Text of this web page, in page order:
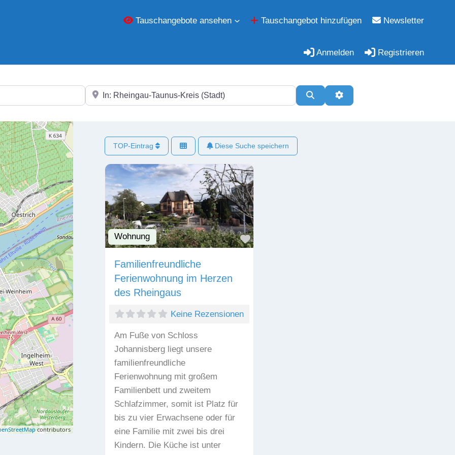
Tauschangebote ansehen Tauschangebot hinzufügen Newsletter
Anmelden Registrieren
In der Nähe SuchenErweiterte Filter
contributors
TOP-Eintrag Diese Suche speichern
Wohnung Favorit
Familienfreundliche
Ferienwohnung im Herzen
des Rheingaus
Keine Rezensionen
Am Fuße von Schloss
Johannisberg liegt unsere
familienfreundliche
Ferienwohnung mit großem
Familienbett und zweitem
Schlafzimmer, somit ist Platz für
bis zu vier Erwachsene oder für
eine Familie mit zwei bis drei
Kindern. Die Küche ist unter